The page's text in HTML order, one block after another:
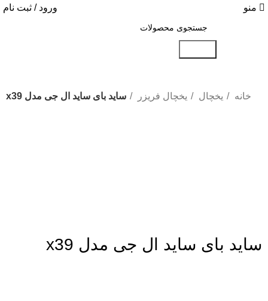
منو ورود / ثبت نام
خانه یخچال یخچال فریزر ساید بای ساید ال جی مدل x39
ساید بای ساید ال جی مدل x39